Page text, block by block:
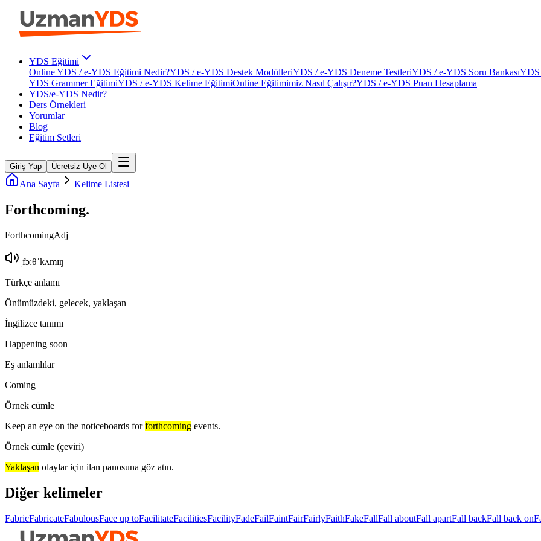
YDS Eğitimi
Online YDS / e-YDS Eğitimi Nedir?YDS / e-YDS Destek ModülleriYDS / e-YDS Deneme TestleriYDS / e-YDS Soru BankasıYDS
YDS Grammer EğitimiYDS / e-YDS Kelime EğitimiOnline Eğitimimiz Nasıl Çalışır?YDS / e-YDS Puan Hesaplama
YDS/e-YDS Nedir?
Ders Örnekleri
Yorumlar
Blog
Eğitim Setleri
Giriş Yap Ücretsiz Üye Ol
Ana Sayfa Kelime Listesi
Forthcoming.
ForthcomingAdj
ˌfɔːθˈkʌmɪŋ
Türkçe anlamı
Önümüzdeki, gelecek, yaklaşan
İngilizce tanımı
Happening soon
Eş anlamlılar
Coming
Örnek cümle
Keep an eye on the noticeboards for forthcoming events.
Örnek cümle (çeviri)
Yaklaşan olaylar için ilan panosuna göz atın.
Diğer kelimeler
FabricFabricateFabulousFace up toFacilitateFacilitiesFacilityFadeFailFaintFairFairlyFaithFakeFallFall aboutFall apartFall backFall back on